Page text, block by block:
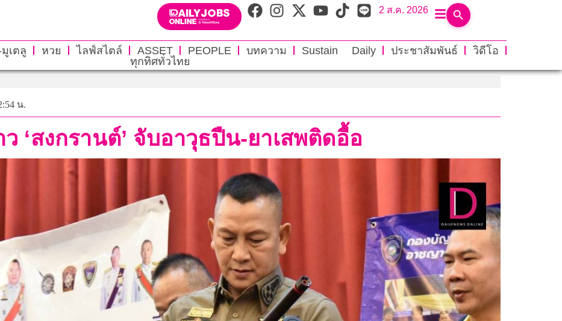
2 ส.ค. 2026
เตลู หวย ไลฟ์สไตล์ ASSET PEOPLE บทความ Sustain Daily ประชาสัมพันธ์
วิดีโอ
ทุกทิศทั่วไทย
น.
‘สงกรานต์’ จับอาวุธปืน-ยาเสพติดอื้อ